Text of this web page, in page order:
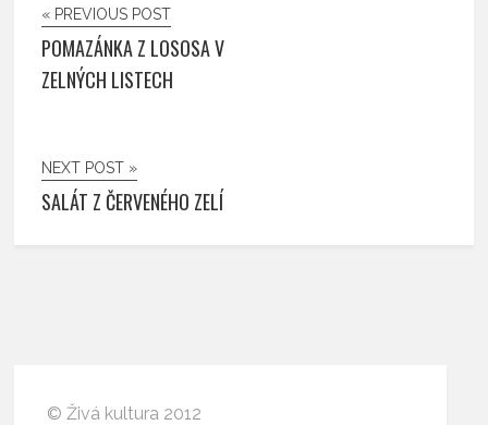
« PREVIOUS POST
POMAZÁNKA Z LOSOSA V
ZELNÝCH LISTECH
NEXT POST »
SALÁT Z ČERVENÉHO ZELÍ
© Živá kultura 2012